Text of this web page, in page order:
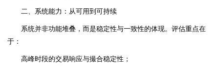
二、系统能力：从可用到可持续
系统并非功能堆叠，而是稳定性与一致性的体现。评估重点在
于：
高峰时段的交易响应与撮合稳定性；